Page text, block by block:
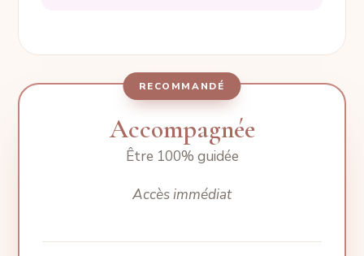
RECOMMANDÉ
Accompagnée
Être 100% guidée
Accès immédiat